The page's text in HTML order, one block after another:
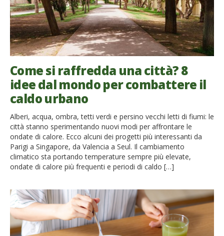
Come si raffredda una città? 8
idee dal mondo per combattere il
caldo urbano
Alberi, acqua, ombra, tetti verdi e persino vecchi letti di fiumi: le
città stanno sperimentando nuovi modi per affrontare le
ondate di calore. Ecco alcuni dei progetti più interessanti da
Parigi a Singapore, da Valencia a Seul. Il cambiamento
climatico sta portando temperature sempre più elevate,
ondate di calore più frequenti e periodi di caldo […]